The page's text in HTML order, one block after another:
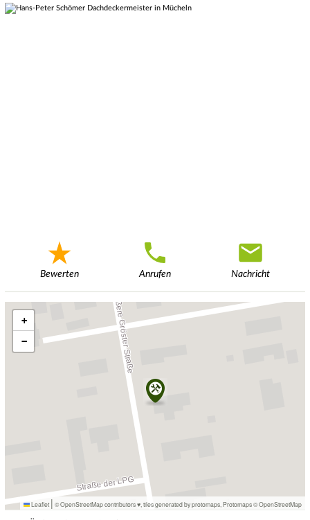
Bewerten Anrufen Nachricht
+
−
Leaflet | © OpenStreetMap contributors ♥, tiles generated by protomaps Protomaps©OpenStreetMap